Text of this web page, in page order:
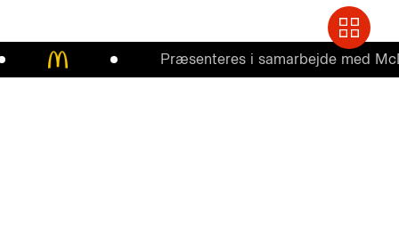
Præsenteres i samarbejde med